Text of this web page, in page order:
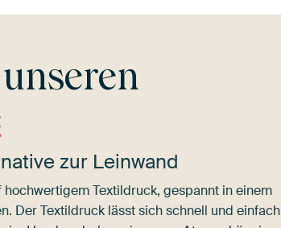
zur Leinwand
Textildruck, gespannt in einem
Der Textildruck lässt sich schnell und einfach